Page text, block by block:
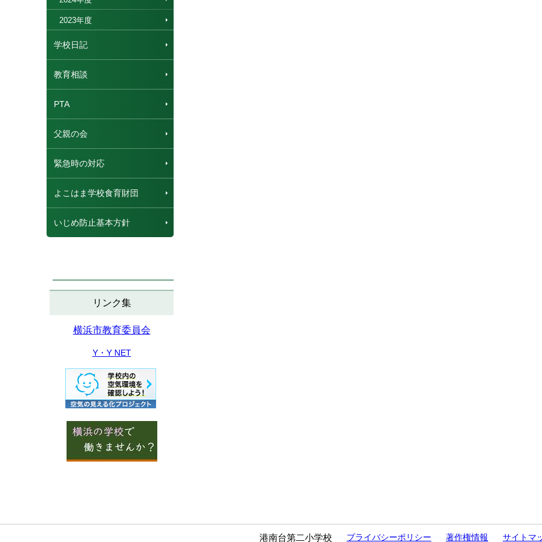
2023年度
学校日記
教育相談
PTA
父親の会
緊急時の対応
よこはま学校食育財団
いじめ防止基本方針
リンク集
横浜市教育委員会
Y・Y NET
港南台第二小学校 プライバシーポリシー 著作権情報 サイトマ